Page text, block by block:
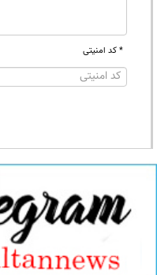
* کد امنیتی